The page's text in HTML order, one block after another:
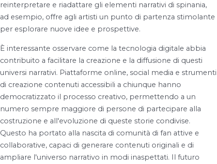
reinterpretare e riadattare gli elementi narrativi di spinania,
ad esempio, offre agli artisti un punto di partenza stimolante
per esplorare nuove idee e prospettive.
È interessante osservare come la tecnologia digitale abbia
contribuito a facilitare la creazione e la diffusione di questi
universi narrativi. Piattaforme online, social media e strumenti
di creazione contenuti accessibili a chiunque hanno
democratizzato il processo creativo, permettendo a un
numero sempre maggiore di persone di partecipare alla
costruzione e all'evoluzione di queste storie condivise.
Questo ha portato alla nascita di comunità di fan attive e
collaborative, capaci di generare contenuti originali e di
ampliare l'universo narrativo in modi inaspettati. Il futuro